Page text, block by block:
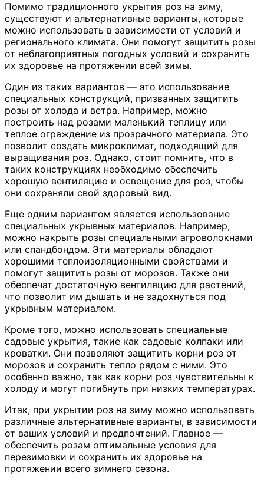
Помимо традиционного укрытия роз на зиму,
существуют и альтернативные варианты, которые
можно использовать в зависимости от условий и
регионального климата. Они помогут защитить розы
от неблагоприятных погодных условий и сохранить
их здоровье на протяжении всей зимы.
Один из таких вариантов — это использование
специальных конструкций, призванных защитить
розы от холода и ветра. Например, можно
построить над розами маленький теплицу или
теплое ограждение из прозрачного материала. Это
позволит создать микроклимат, подходящий для
выращивания роз. Однако, стоит помнить, что в
таких конструкциях необходимо обеспечить
хорошую вентиляцию и освещение для роз, чтобы
они сохраняли свой здоровый вид.
Еще одним вариантом является использование
специальных укрывных материалов. Например,
можно накрыть розы специальными агроволокнами
или спандбондом. Эти материалы обладают
хорошими теплоизоляционными свойствами и
помогут защитить розы от морозов. Также они
обеспечат достаточную вентиляцию для растений,
что позволит им дышать и не задохнуться под
укрывным материалом.
Кроме того, можно использовать специальные
садовые укрытия, такие как садовые колпаки или
кроватки. Они позволяют защитить корни роз от
морозов и сохранить тепло рядом с ними. Это
особенно важно, так как корни роз чувствительны к
холоду и могут погибнуть при низких температурах.
Итак, при укрытии роз на зиму можно использовать
различные альтернативные варианты, в зависимости
от ваших условий и предпочтений. Главное —
обеспечить розам оптимальные условия для
перезимовки и сохранить их здоровье на
протяжении всего зимнего сезона.